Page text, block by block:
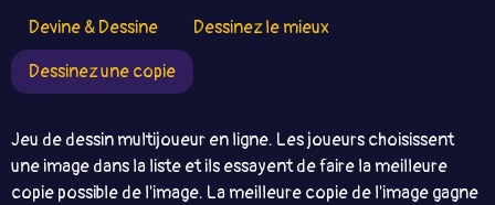
Devine & Dessine
Dessinez le mieux
Dessinez une copie
Jeu de dessin multijoueur en ligne. Les joueurs choisissent
une image dans la liste et ils essayent de faire la meilleure
copie possible de l'image. La meilleure copie de l'image gagne